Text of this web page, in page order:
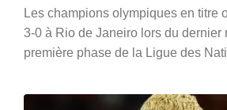
Les champions olympiques en titre
3-0 à Rio de Janeiro lors du dernier
première phase de la Ligue des